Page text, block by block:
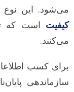
می‌شود. این نوع
کیفیت است که
می‌کنند.
برای کسب
سازماندهی